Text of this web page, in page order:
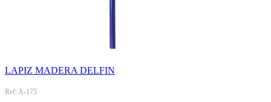
LAPIZ MADERA DELFIN
Ref: A-175